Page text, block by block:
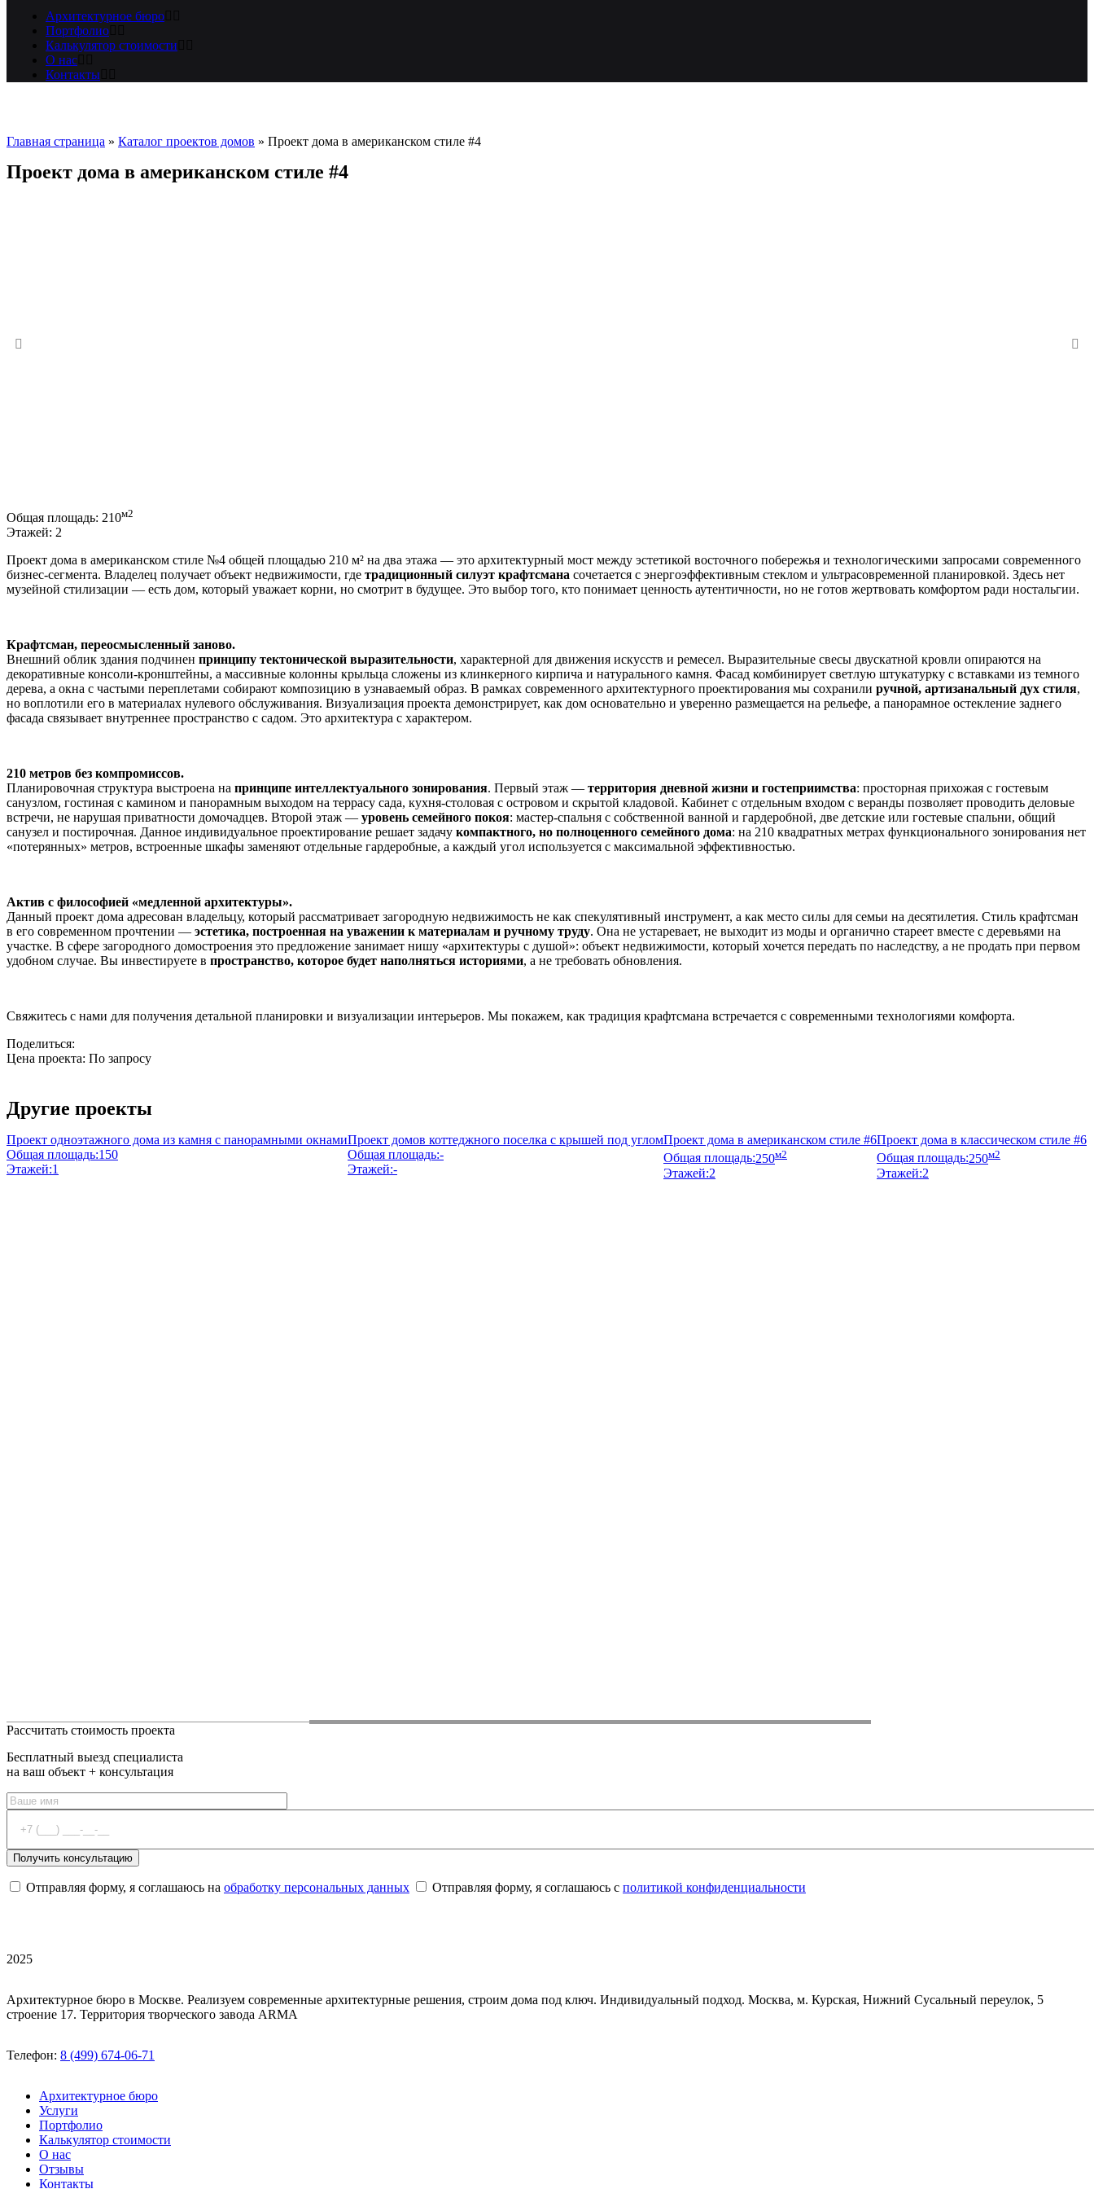
Архитектурное бюро
Портфолио
Калькулятор стоимости
О нас
Контакты
Главная страница » Каталог проектов домов » Проект дома в американском стиле #4
Проект дома в американском стиле #4
Общая площадь: 210м2
Этажей: 2
Проект дома в американском стиле №4 общей площадью 210 м² на два этажа — это архитектурный мост между эстетикой восточного побережья и технологическими запросами современного
бизнес-сегмента. Владелец получает объект недвижимости, где традиционный силуэт крафтсмана сочетается с энергоэффективным стеклом и ультрасовременной планировкой. Здесь нет
музейной стилизации — есть дом, который уважает корни, но смотрит в будущее. Это выбор того, кто понимает ценность аутентичности, но не готов жертвовать комфортом ради ностальгии.
Крафтсман, переосмысленный заново.
Внешний облик здания подчинен принципу тектонической выразительности, характерной для движения искусств и ремесел. Выразительные свесы двускатной кровли опираются на
декоративные консоли-кронштейны, а массивные колонны крыльца сложены из клинкерного кирпича и натурального камня. Фасад комбинирует светлую штукатурку с вставками из темного
дерева, а окна с частыми переплетами собирают композицию в узнаваемый образ. В рамках современного архитектурного проектирования мы сохранили ручной, артизанальный дух стиля,
но воплотили его в материалах нулевого обслуживания. Визуализация проекта демонстрирует, как дом основательно и уверенно размещается на рельефе, а панорамное остекление заднего
фасада связывает внутреннее пространство с садом. Это архитектура с характером.
210 метров без компромиссов.
Планировочная структура выстроена на принципе интеллектуального зонирования. Первый этаж — территория дневной жизни и гостеприимства: просторная прихожая с гостевым
санузлом, гостиная с камином и панорамным выходом на террасу сада, кухня-столовая с островом и скрытой кладовой. Кабинет с отдельным входом с веранды позволяет проводить деловые
встречи, не нарушая приватности домочадцев. Второй этаж — уровень семейного покоя: мастер-спальня с собственной ванной и гардеробной, две детские или гостевые спальни, общий
санузел и постирочная. Данное индивидуальное проектирование решает задачу компактного, но полноценного семейного дома: на 210 квадратных метрах функционального зонирования нет
«потерянных» метров, встроенные шкафы заменяют отдельные гардеробные, а каждый угол используется с максимальной эффективностью.
Актив с философией «медленной архитектуры».
Данный проект дома адресован владельцу, который рассматривает загородную недвижимость не как спекулятивный инструмент, а как место силы для семьи на десятилетия. Стиль крафтсман
в его современном прочтении — эстетика, построенная на уважении к материалам и ручному труду. Она не устаревает, не выходит из моды и органично стареет вместе с деревьями на
участке. В сфере загородного домостроения это предложение занимает нишу «архитектуры с душой»: объект недвижимости, который хочется передать по наследству, а не продать при первом
удобном случае. Вы инвестируете в пространство, которое будет наполняться историями, а не требовать обновления.
Свяжитесь с нами для получения детальной планировки и визуализации интерьеров. Мы покажем, как традиция крафтсмана встречается с современными технологиями комфорта.
Поделиться:
Цена проекта: По запросу
Другие проекты
Проект одноэтажного дома из камня с панорамными окнами
Общая площадь:150
Этажей:1
Проект домов коттеджного поселка с крышей под углом
Общая площадь:-
Этажей:-
Проект дома в американском стиле #6
Общая площадь:250м2
Этажей:2
Проект дома в классическом стиле #6
Общая площадь:250м2
Этажей:2
Рассчитать стоимость проекта
Бесплатный выезд специалиста
на ваш объект + консультация
Отправляя форму, я соглашаюсь на обработку персональных данных Отправляя форму, я соглашаюсь с политикой конфиденциальности
2025
Архитектурное бюро в Москве. Реализуем современные архитектурные решения, строим дома под ключ. Индивидуальный подход. Москва, м. Курская, Нижний Сусальный переулок, 5
строение 17. Территория творческого завода ARMA
Телефон: 8 (499) 674-06-71
Архитектурное бюро
Услуги
Портфолио
Калькулятор стоимости
О нас
Отзывы
Контакты